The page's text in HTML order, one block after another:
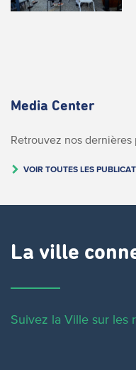
Media Center
Retrouvez nos dernières
VOIR TOUTES LES
La ville
Suivez la Ville sur les